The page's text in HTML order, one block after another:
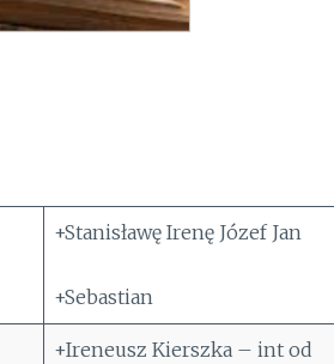
+Stanisławę Irenę Józef Jan
+Sebastian
+Ireneusz Kierszka – int od